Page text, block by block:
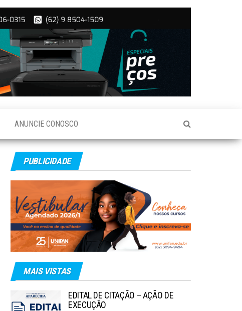
ANUNCIE CONOSCO
PUBLICIDADE
MAIS VISTAS
EDITAL DE CITAÇÃO – AÇÃO DE
EXECUÇÃO